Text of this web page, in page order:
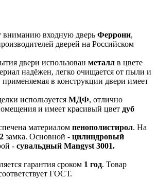
вниманию входную дверь Феррони,
дверей на Российском
двери использован металл в цвете
надёжен, легко очищается от пыли и
применяемая в конструкции двери имеет
используется МДФ, отлично
и имеет красивый цвет дуб
материалом пенополистирол. На
2 замка. Основной - цилиндровый
- сувальдный Mangyst 3001.
гарантия сроком 1 год. Товар
ГОСТ.